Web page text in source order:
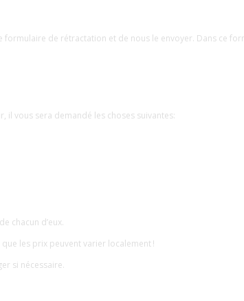
formulaire de rétractation et de nous le envoyer. Dans ce
il vous sera demandé les choses suivantes:
chacun d’eux.
les prix peuvent varier localement !
si nécessaire.